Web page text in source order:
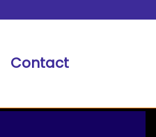
Contact